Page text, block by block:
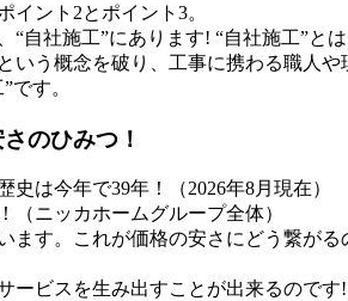
イント2とポイント3。
“自社施工”にあります! “自社施工”と
いう概念を破り、工事に携わる職人
です。
のひみつ！
史は今年で39年！（2026年8月現在）
（ニッカホームグループ全体）
ます。これが価格の安さにどう繋が
ービスを生み出すことが出来るのです!